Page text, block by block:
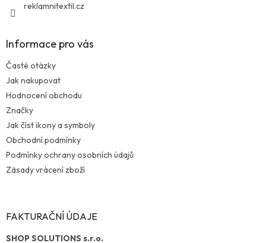
reklamnitextil.cz
Informace pro vás
Časté otázky
Jak nakupovat
Hodnocení obchodu
Značky
Jak číst ikony a symboly
Obchodní podmínky
Podmínky ochrany osobních údajů
Zásady vrácení zboží
FAKTURAČNÍ ÚDAJE
SHOP SOLUTIONS s.r.o.